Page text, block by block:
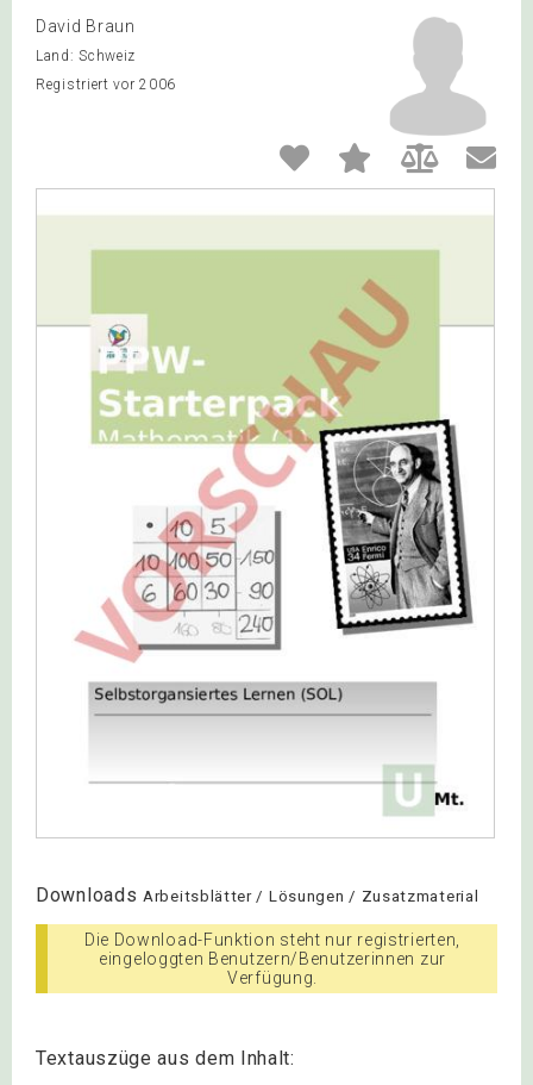
David Braun
Land: Schweiz
Registriert vor 2006
Downloads Arbeitsblätter / Lösungen / Zusatzmaterial
Die Download-Funktion steht nur registrierten,
eingeloggten Benutzern/Benutzerinnen zur
Verfügung.
Textauszüge aus dem Inhalt: